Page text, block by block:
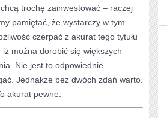
trochę zainwestować – raczej
pamiętać, że wystarczy w tym
czerpać z akurat tego tytułu
można dorobić się większych
Nie jest to odpowiednie
Jednakże bez dwóch zdań warto.
akurat pewne.